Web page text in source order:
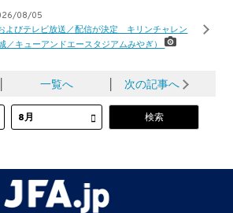
08/05
よびテレビ放送／配信が決定 キリンチャレン
／キューアンドエースタジアムみやぎ）
一覧へ 次の記事へ